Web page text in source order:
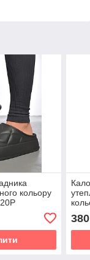
кольору
380